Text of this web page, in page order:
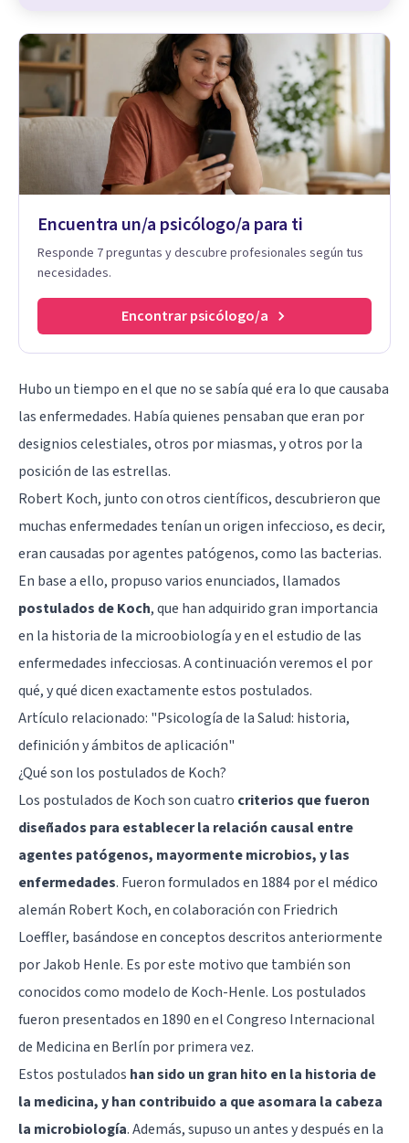
Encuentra un/a psicólogo/a para ti
Responde 7 preguntas y descubre profesionales según tus
necesidades.
Encontrar psicólogo/a
Hubo un tiempo en el que no se sabía qué era lo que causaba
las enfermedades. Había quienes pensaban que eran por
designios celestiales, otros por miasmas, y otros por la
posición de las estrellas.
Robert Koch, junto con otros científicos, descubrieron que
muchas enfermedades tenían un origen infeccioso, es decir,
eran causadas por agentes patógenos, como las bacterias.
En base a ello, propuso varios enunciados, llamados
postulados de Koch, que han adquirido gran importancia
en la historia de la microobiología y en el estudio de las
enfermedades infecciosas. A continuación veremos el por
qué, y qué dicen exactamente estos postulados.
Artículo relacionado: "Psicología de la Salud: historia,
definición y ámbitos de aplicación"
¿Qué son los postulados de Koch?
Los postulados de Koch son cuatro criterios que fueron
diseñados para establecer la relación causal entre
agentes patógenos, mayormente microbios, y las
enfermedades. Fueron formulados en 1884 por el médico
alemán Robert Koch, en colaboración con Friedrich
Loeffler, basándose en conceptos descritos anteriormente
por Jakob Henle. Es por este motivo que también son
conocidos como modelo de Koch-Henle. Los postulados
fueron presentados en 1890 en el Congreso Internacional
de Medicina en Berlín por primera vez.
Estos postulados han sido un gran hito en la historia de
la medicina, y han contribuido a que asomara la cabeza
la microbiología. Además, supuso un antes y después en la